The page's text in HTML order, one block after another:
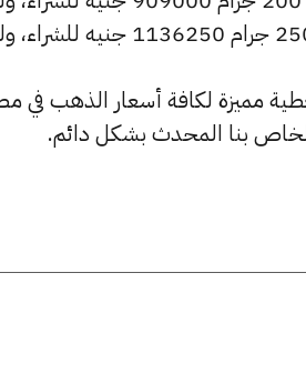
بنا المحدث بشكل دائم.